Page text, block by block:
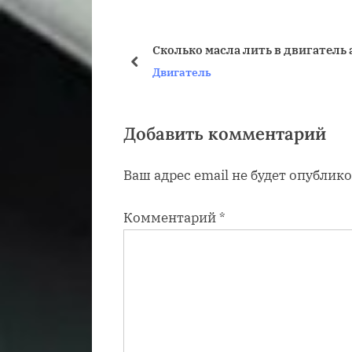
щ
з
п
с
Сколько масла лить в
Двигатель
пред
Добавить комментарий
Ваш адрес email не будет
Комментарий*